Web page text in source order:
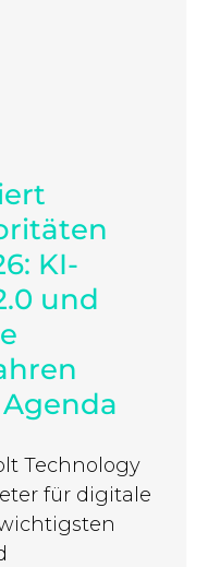
KI-
und
Technology
für digitale